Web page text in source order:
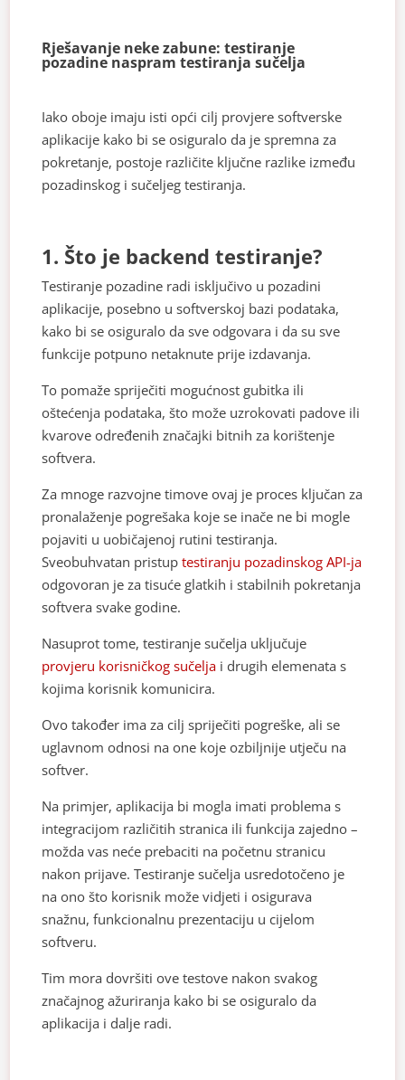
Rješavanje neke zabune: testiranje
pozadine naspram testiranja sučelja
Iako oboje imaju isti opći cilj provjere softverske
aplikacije kako bi se osiguralo da je spremna za
pokretanje, postoje različite ključne razlike između
pozadinskog i sučeljeg testiranja.
1. Što je backend testiranje?
Testiranje pozadine radi isključivo u pozadini
aplikacije, posebno u softverskoj bazi podataka,
kako bi se osiguralo da sve odgovara i da su sve
funkcije potpuno netaknute prije izdavanja.
To pomaže spriječiti mogućnost gubitka ili
oštećenja podataka, što može uzrokovati padove ili
kvarove određenih značajki bitnih za korištenje
softvera.
Za mnoge razvojne timove ovaj je proces ključan za
pronalaženje pogrešaka koje se inače ne bi mogle
pojaviti u uobičajenoj rutini testiranja.
Sveobuhvatan pristuptestiranju pozadinskog API-ja
odgovoran je za tisuće glatkih i stabilnih pokretanja
softvera svake godine.
Nasuprot tome, testiranje sučelja uključuje
provjeru korisničkog sučelja i drugih elemenata s
kojima korisnik komunicira.
Ovo također ima za cilj spriječiti pogreške, ali se
uglavnom odnosi na one koje ozbiljnije utječu na
softver.
Na primjer, aplikacija bi mogla imati problema s
integracijom različitih stranica ili funkcija zajedno –
možda vas neće prebaciti na početnu stranicu
nakon prijave. Testiranje sučelja usredotočeno je
na ono što korisnik može vidjeti i osigurava
snažnu, funkcionalnu prezentaciju u cijelom
softveru.
Tim mora dovršiti ove testove nakon svakog
značajnog ažuriranja kako bi se osiguralo da
aplikacija i dalje radi.